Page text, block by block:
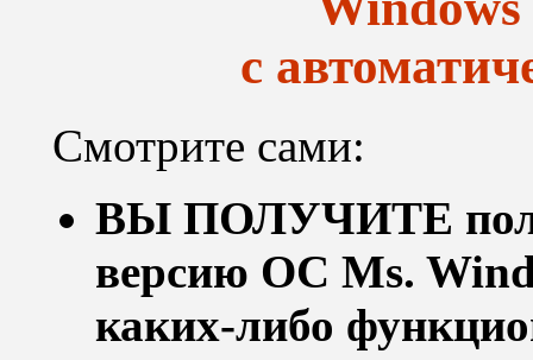
с
Смотрите сами:
ВЫ ПОЛУЧИТЕ
версию ОС Ms.
каких-либо